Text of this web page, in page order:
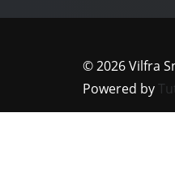
©2026Vilfra
Powered by